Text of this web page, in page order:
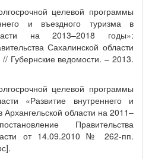
целевой программы
и въездного туризма в
на 2013–2018 годы»:
Сахалинской области
Губернские ведомости. – 2013.
целевой программы
«Развитие внутреннего и
Архангельской области на 2011–
Правительства
от 14.09.2010 № 262-пп.